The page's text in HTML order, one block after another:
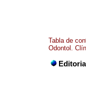
Tabla de
Odontol.
Editorial